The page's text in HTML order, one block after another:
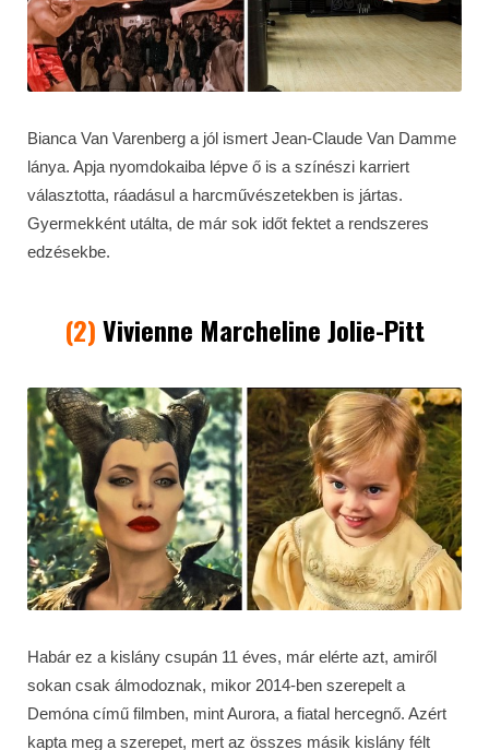
Bianca Van Varenberg a jól ismert Jean-Claude Van Damme
lánya. Apja nyomdokaiba lépve ő is a színészi karriert
választotta, ráadásul a harcművészetekben is jártas.
Gyermekként utálta, de már sok időt fektet a rendszeres
edzésekbe.
(2)Vivienne Marcheline Jolie-Pitt
Habár ez a kislány csupán 11 éves, már elérte azt, amiről
sokan csak álmodoznak, mikor 2014-ben szerepelt a
Demóna című filmben, mint Aurora, a fiatal hercegnő. Azért
kapta meg a szerepet, mert az összes másik kislány félt